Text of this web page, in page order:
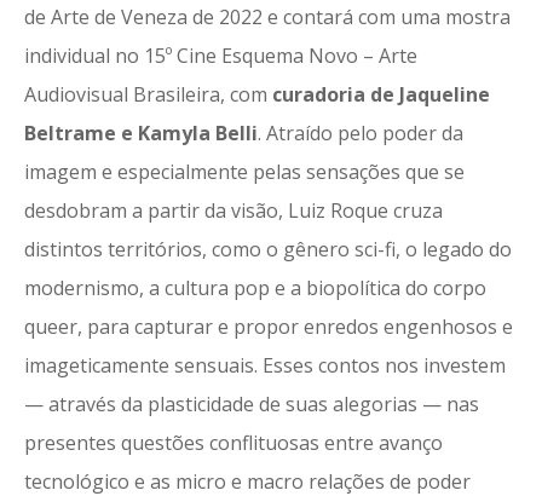
de Arte de Veneza de 2022 e contará com uma mostra
individual no 15º Cine Esquema Novo – Arte
Audiovisual Brasileira, com curadoria de Jaqueline
Beltrame e Kamyla Belli. Atraído pelo poder da
imagem e especialmente pelas sensações que se
desdobram a partir da visão, Luiz Roque cruza
distintos territórios, como o gênero sci-fi, o legado do
modernismo, a cultura pop e a biopolítica do corpo
queer, para capturar e propor enredos engenhosos e
imageticamente sensuais. Esses contos nos investem
— através da plasticidade de suas alegorias — nas
presentes questões conflituosas entre avanço
tecnológico e as micro e macro relações de poder